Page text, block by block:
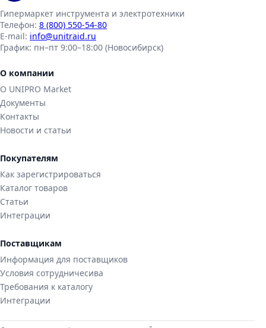
Гипермаркет инструмента и электротехники
Телефон: 8 (800) 550-54-80
E-mail: info@unitraid.ru
График: пн–пт 9:00–18:00 (Новосибирск)
О компании
О UNIPRO Market
Документы
Контакты
Новости и статьи
Покупателям
Как зарегистрироваться
Каталог товаров
Статьи
Интеграции
Поставщикам
Информация для поставщиков
Условия сотрудничесива
Требования к каталогу
Интеграции